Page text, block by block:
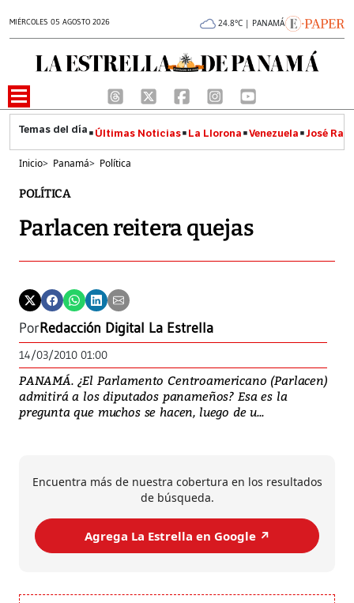
MIÉRCOLES 05 AGOSTO 2026 24.8°C | PANAMÁ
Últimas Noticias La Llorona Venezuela José
Inicio> Panamá> Política
POLÍTICA
Parlacen reitera quejas
PorRedacción Digital La Estrella
14/03/2010 01:00
PANAMÁ. ¿El Parlamento Centroamericano (Parlacen)
admitirá a los diputados panameños? Esa es la
pregunta que muchos se hacen, luego de u...
Encuentra más de nuestra cobertura en los resultados
de búsqueda.
Agrega La Estrella en Google ↗️